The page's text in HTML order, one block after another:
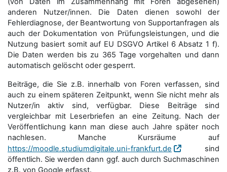
anderen Nutzer/innen. Die Daten dienen sowohl der
Fehlerdiagnose, der Beantwortung von Supportanfragen als
auch der Dokumentation von Prüfungsleistungen, und die
Nutzung basiert somit auf EU DSGVO Artikel 6 Absatz 1 f).
Die Daten werden bis zu 365 Tage vorgehalten und dann
automatisch gelöscht oder gesperrt.
Beiträge, die Sie z.B. innerhalb von Foren verfassen, sind
auch zu einem späteren Zeitpunkt, wenn Sie nicht mehr als
Nutzer/in aktiv sind, verfügbar. Diese Beiträge sind
vergleichbar mit Leserbriefen an eine Zeitung. Nach der
Veröffentlichung kann man diese auch Jahre später noch
nachlesen. Manche Kursräume auf
https://moodle.studiumdigitale.uni-frankfurt.de
sind
öffentlich. Sie werden dann ggf. auch durch Suchmaschinen
z.B. von Google erfasst.